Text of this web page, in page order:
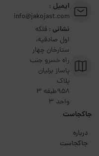
ایمیل :
info@jakojast.com
نشانی :فلکه
اول صادقیه،
ستارخان چهار
راه خسرو جنب
پاساژ برلیان
پلاک
۹۵۸طبقه 3
واحد 3
جاکجاست
درباره
جاکجاست